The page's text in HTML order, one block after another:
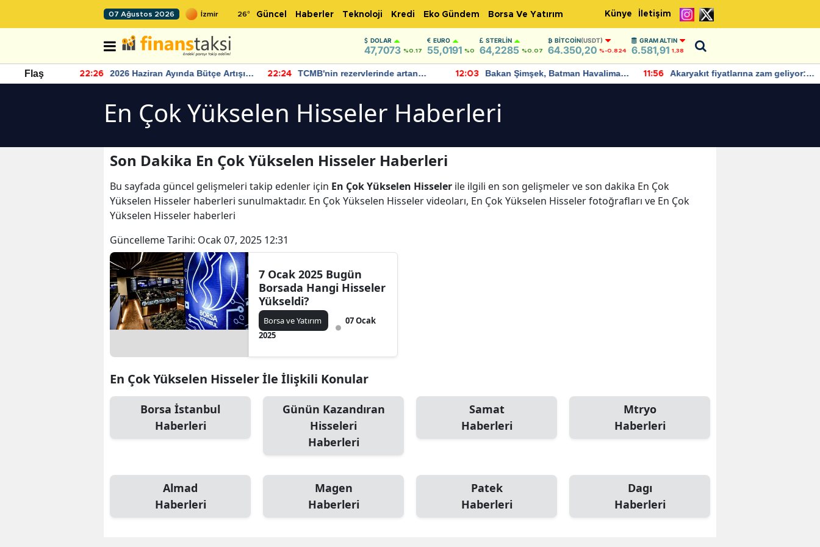
07 Ağustos 2026 26° Güncel Haberler Teknoloji Kredi Eko Gündem Borsa Ve Yatırım Künye İletişim
DOLAR
47,7073 %0.17
EURO
55,0191 %0
STERLIN
64,2285 %0.07
BITCOIN(USDT)
64.350,20 %-0.824
GRAM ALTIN
6.581,91 1,38
Flaş 22:26
2026 Haziran Ayında Bütçe Artışı
Yaşandı
22:24
TCMB'nin rezervlerinde artan
momentum devam ediyor
12:03
Bakan Şimşek, Batman Havalimanı
için umut verici açıklamalarda
11:56
Akaryakıt fiyatlarına zam geliyor:
Yeni tarih açıklandı
En Çok Yükselen Hisseler Haberleri
Son Dakika En Çok Yükselen Hisseler Haberleri
Bu sayfada güncel gelişmeleri takip edenler için En Çok Yükselen Hisseler ile ilgili en son gelişmeler ve son dakika En Çok
Yükselen Hisseler haberleri sunulmaktadır. En Çok Yükselen Hisseler videoları, En Çok Yükselen Hisseler fotoğrafları ve En Çok
Yükselen Hisseler haberleri
Güncelleme Tarihi: Ocak 07, 2025 12:31
7 Ocak 2025 Bugün
Borsada Hangi Hisseler
Yükseldi?
Borsa ve Yatırım
07 Ocak
2025
En Çok Yükselen Hisseler İle İlişkili Konular
Borsa İstanbul
Haberleri
Günün Kazandıran
Hisseleri
Haberleri
Samat
Haberleri
Mtryo
Haberleri
Almad
Haberleri
Magen
Haberleri
Patek
Haberleri
Dagı
Haberleri